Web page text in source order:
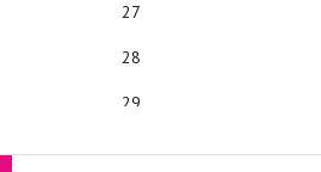
27
28
29